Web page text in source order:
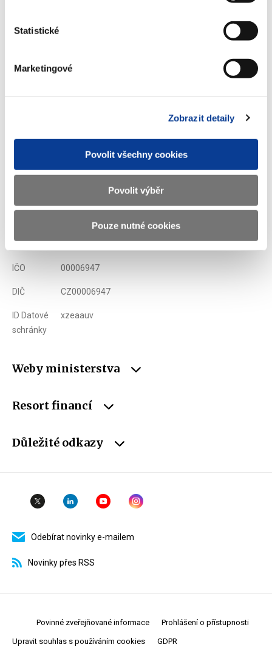
Statistické
Marketingové
Zobrazit detaily
Povolit všechny cookies
Povolit výběr
Pouze nutné cookies
Stáhnout vše
Ministerstvo financí ČR
Letenská 15, 118 10 Praha
+420 257 041 111
E-mail podatelna@mf.gov.cz
IČO 00006947
DIČ CZ00006947
ID Datové
schránky
xzeaauv
Weby ministerstva
Resort financí
Důležité odkazy
Odebírat novinky e-mailem
Novinky přes RSS
Povinné zveřejňované informace Prohlášení o přístupnosti
Upravit souhlas s používáním cookies GDPR